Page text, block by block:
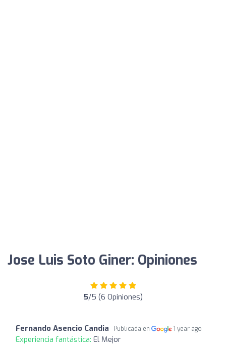
Jose Luis Soto Giner: Opiniones
5/5 (6 Opiniones)
Fernando Asencio Candia Publicada en 1 year ago
Experiencia fantástica: El Mejor